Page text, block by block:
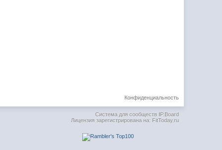
Конфиденциальность
Система для сообществ IP.Board
Лицензия зарегистрирована на: FitToday.ru